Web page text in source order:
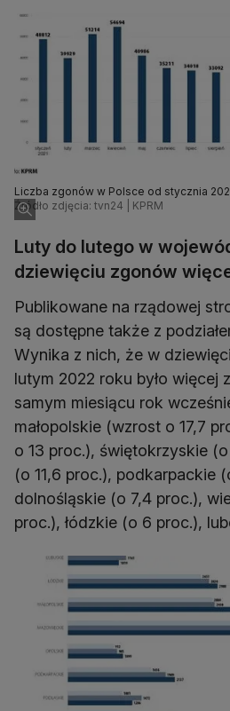
Liczba zgonów w Polsce od stycznia
Źródło zdjęcia: tvn24 | KPRM
Luty do lutego w
dziewięciu zgonów
Publikowane na rządowej
są dostępne także z
Wynika z nich, że w
lutym 2022 roku było więcej
samym miesiącu rok
małopolskie (wzrost o 17,7
o 13 proc.), świętokrzyskie
(o 11,6 proc.), podkarpackie
dolnośląskie (o 7,4 proc.),
proc.), łódzkie (o 6 proc.),